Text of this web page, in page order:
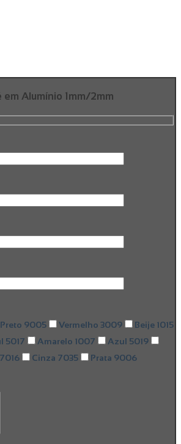
em Alumínio 1mm/2mm
Preto 9005 Vermelho 3009
Beije 1015
5017 Amarelo 1007
Azul 5019
Cinza 7035 Prata 9006